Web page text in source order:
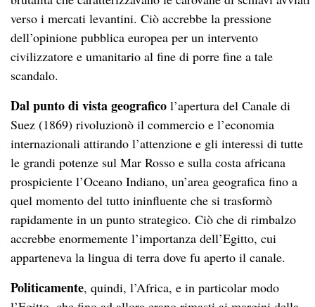
verso i mercati levantini. Ciò accrebbe la pressione
dell’opinione pubblica europea per un intervento
civilizzatore e umanitario al fine di porre fine a tale
scandalo.
Dal punto di vista geografico l’apertura del Canale di
Suez (1869) rivoluzionò il commercio e l’economia
internazionali attirando l’attenzione e gli interessi di tutte
le grandi potenze sul Mar Rosso e sulla costa africana
prospiciente l’Oceano Indiano, un’area geografica fino a
quel momento del tutto ininfluente che si trasformò
rapidamente in un punto strategico. Ciò che di rimbalzo
accrebbe enormemente l’importanza dell’Egitto, cui
apparteneva la lingua di terra dove fu aperto il canale.
Politicamente, quindi, l’Africa, e in particolar modo